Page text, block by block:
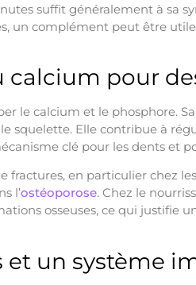
suffit généralement à sa
un complément peut être
calcium pour
le calcium et le phosphore.
squelette. Elle contribue à
clé pour les dents et
en particulier chez
l’ostéoporose. Chez le
osseuses, ce qui justifie
et un système